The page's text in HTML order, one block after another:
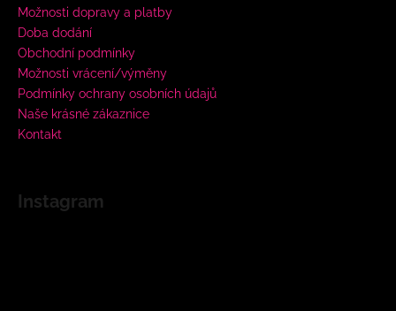
Možnosti dopravy a platby
Doba dodání
Obchodní podmínky
Možnosti vrácení/výměny
Podmínky ochrany osobních údajů
Naše krásné zákaznice
Kontakt
Instagram